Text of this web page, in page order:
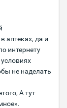
аптеках, да и
интернету
не наделать
А тут